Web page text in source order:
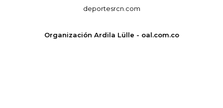
deportesrcn.com
Organización Ardila Lülle - oal.com.co